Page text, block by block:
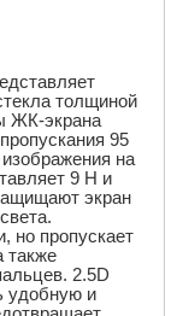
толщиной
ЖК-экрана
95
на
9 H и
экран
но пропускает
также
2.5D
удобную и